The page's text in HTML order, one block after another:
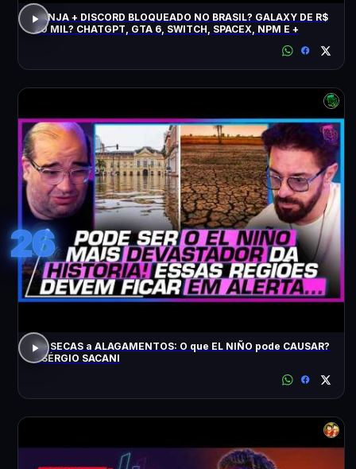
JANJA + DISCORD BLOQUEADO NO BRASIL? GALAXY DE R$
20 MIL? CHATGPT, GTA 6, SWITCH, SPACEX, NPM E +
26
De SECAS a ALAGAMENTOS: O que EL NIÑO pode CAUSAR?
- SÉRGIO SACANI